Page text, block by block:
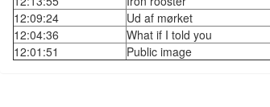
12:09:24
Ud af mørket
12:04:36
What if I told you
12:01:51
Public image